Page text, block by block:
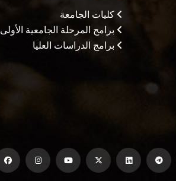
كليات الجامعة
برامج المرحلة الجامعية الأولى
برامج الدراسات العليا